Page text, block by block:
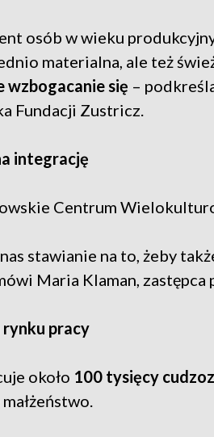
osób w wieku
materialna, ale też
wzbogacanie się –
Fundacji Zustricz.
integrację
Centrum
stawianie na to, żeby
Maria Klaman,
rynku pracy
około 100 tysięcy